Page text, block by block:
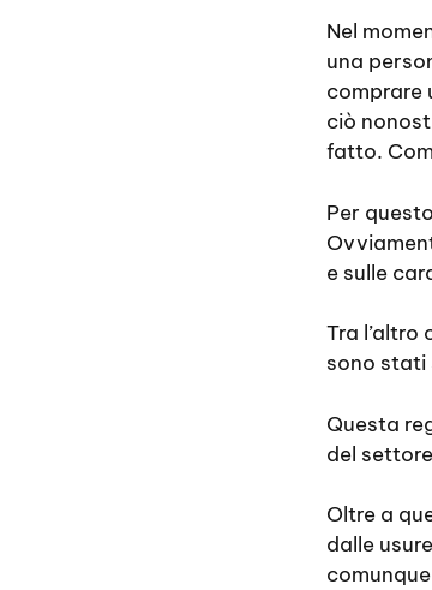
Nel
una
comprare
ciò
fatto.
Per
e sulle
Tra
sono
Questa
del
Oltre a
dalle